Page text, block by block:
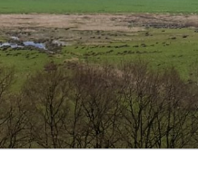
Ga
naar
de
inhoud